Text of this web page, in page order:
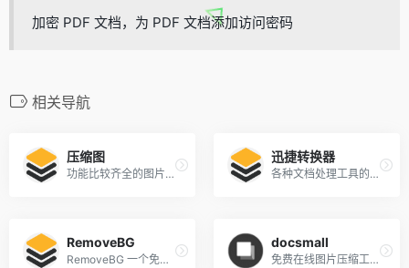
加密 PDF 文档，为 PDF 文档添加访问密码
相关导航
压缩图
功能比较齐全的图片处理网站
迅捷转换器
各种文档处理工具的合集
RemoveBG
RemoveBG 一个免费的在线图片背景消除网站
docsmall
免费在线图片压缩工具、PDF压缩工具、PDF合并工具、PDF分割工具